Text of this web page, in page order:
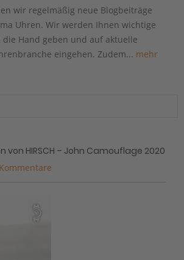
wir regelmäßig neue Blogbeiträge
Uhren. Wir werden Ihnen wichtige
Hand geben und auf aktuelle
eingehen. Zudem... mehr
von HIRSCH – John Camouflage 2020